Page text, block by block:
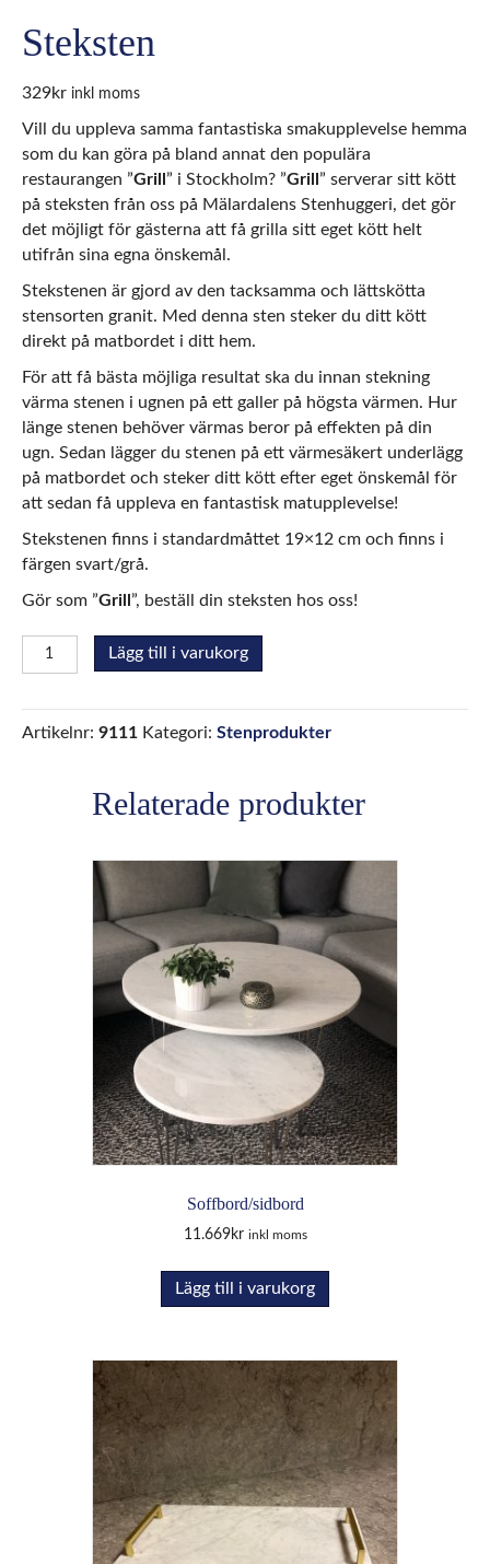
Steksten
329kr inkl moms
Vill du uppleva samma fantastiska smakupplevelse hemma
som du kan göra på bland annat den populära
restaurangen ”Grill ” i Stockholm? ”Grill ” serverar sitt kött
på steksten från oss på Mälardalens Stenhuggeri, det gör
det möjligt för gästerna att få grilla sitt eget kött helt
utifrån sina egna önskemål.
Stekstenen är gjord av den tacksamma och lättskötta
stensorten granit. Med denna sten steker du ditt kött
direkt på matbordet i ditt hem.
För att få bästa möjliga resultat ska du innan stekning
värma stenen i ugnen på ett galler på högsta värmen. Hur
länge stenen behöver värmas beror på effekten på din
ugn. Sedan lägger du stenen på ett värmesäkert underlägg
på matbordet och steker ditt kött efter eget önskemål för
att sedan få uppleva en fantastisk matupplevelse!
Stekstenen finns i standardmåttet 19×12 cm och finns i
färgen svart/grå.
Gör som ”Grill ”, beställ din steksten hos oss!
Steksten
mängd
Lägg till i varukorg
Artikelnr: 9111 Kategori: Stenprodukter
Relaterade produkter
Soffbord/sidbord
11.669kr inkl moms
Lägg till i varukorg